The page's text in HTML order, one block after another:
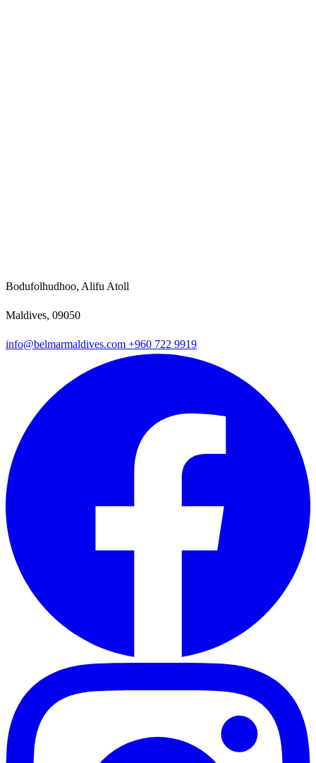
Bodufolhudhoo, Alifu Atoll
Maldives, 09050
info@belmarmaldives.com +960 722 9919